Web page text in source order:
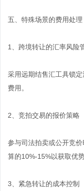
五、特殊场景的费用处理
1、跨境转让的汇率风险
采用远期结售汇工具锁
费用。
2、竞拍交易的报价策略
参与司法拍卖或公开竞
算的10%-15%以获取优势
3、紧急转让的成本控制